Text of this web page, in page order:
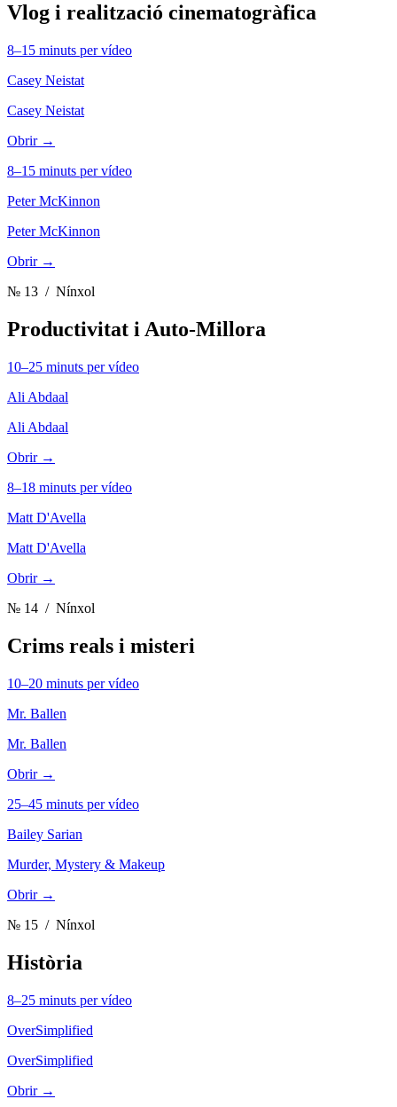
Vlog i realització cinematogràfica
8–15 minuts per vídeo
Casey Neistat
Casey Neistat
Obrir →
8–15 minuts per vídeo
Peter McKinnon
Peter McKinnon
Obrir →
№ 13 / Nínxol
Productivitat i Auto-Millora
10–25 minuts per vídeo
Ali Abdaal
Ali Abdaal
Obrir →
8–18 minuts per vídeo
Matt D'Avella
Matt D'Avella
Obrir →
№ 14 / Nínxol
Crims reals i misteri
10–20 minuts per vídeo
Mr. Ballen
Mr. Ballen
Obrir →
25–45 minuts per vídeo
Bailey Sarian
Murder, Mystery & Makeup
Obrir →
№ 15 / Nínxol
Història
8–25 minuts per vídeo
OverSimplified
OverSimplified
Obrir →